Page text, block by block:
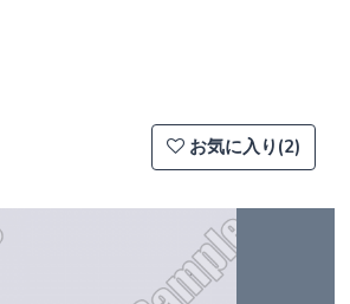
お気に入り(2)